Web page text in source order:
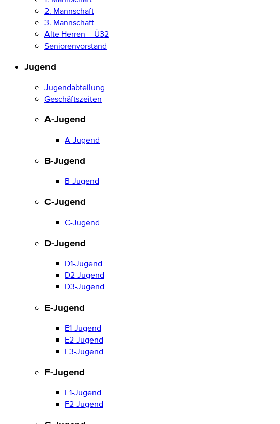
2. Mannschaft
3. Mannschaft
Alte Herren – Ü32
Seniorenvorstand
Jugend
Jugendabteilung
Geschäftszeiten
A-Jugend
A-Jugend
B-Jugend
B-Jugend
C-Jugend
C-Jugend
D-Jugend
D1-Jugend
D2-Jugend
D3-Jugend
E-Jugend
E1-Jugend
E2-Jugend
E3-Jugend
F-Jugend
F1-Jugend
F2-Jugend